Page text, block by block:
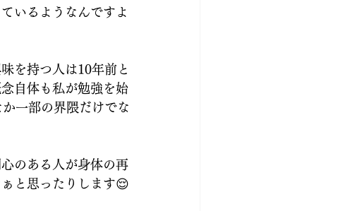
いるようなんですよ
を持つ人は10年前と
自体も私が勉強を始
一部の界隈だけでな
のある人が身体の再
と思ったりします😌